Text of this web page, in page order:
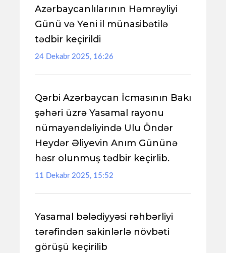
Azərbaycanlılarının Həmrəyliyi
Günü və Yeni il münasibətilə
tədbir keçirildi
24 Dekabr 2025, 16:26
Qərbi Azərbaycan İcmasının Bakı
şəhəri üzrə Yasamal rayonu
nümayəndəliyində Ulu Öndər
Heydər Əliyevin Anım Gününə
həsr olunmuş tədbir keçirlib.
11 Dekabr 2025, 15:52
Yasamal bələdiyyəsi rəhbərliyi
tərəfindən sakinlərlə növbəti
görüşü keçirilib